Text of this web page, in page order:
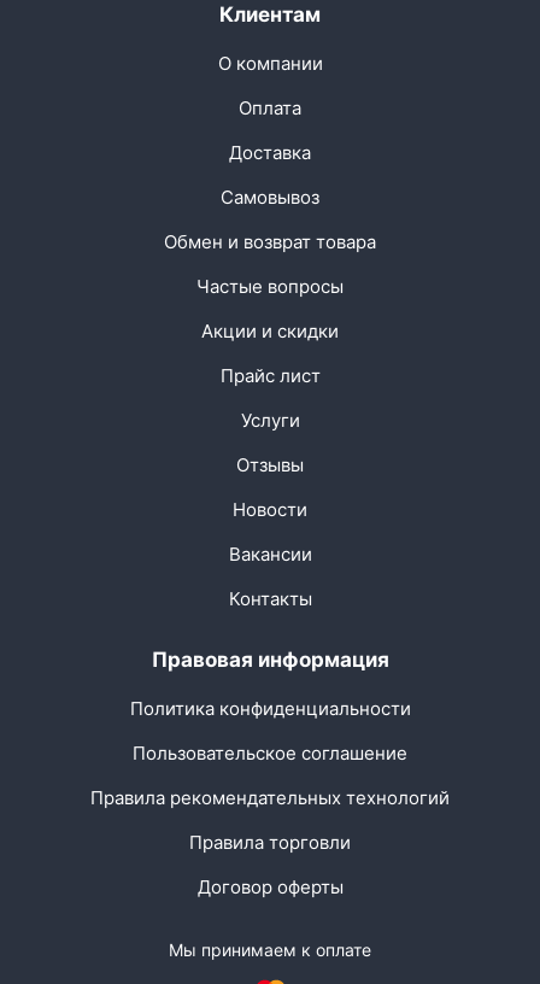
Клиентам
О компании
Оплата
Доставка
Самовывоз
Обмен и возврат товара
Частые вопросы
Акции и скидки
Прайс лист
Услуги
Отзывы
Новости
Вакансии
Контакты
Правовая информация
Политика конфиденциальности
Пользовательское соглашение
Правила рекомендательных технологий
Правила торговли
Договор оферты
Мы принимаем к оплате